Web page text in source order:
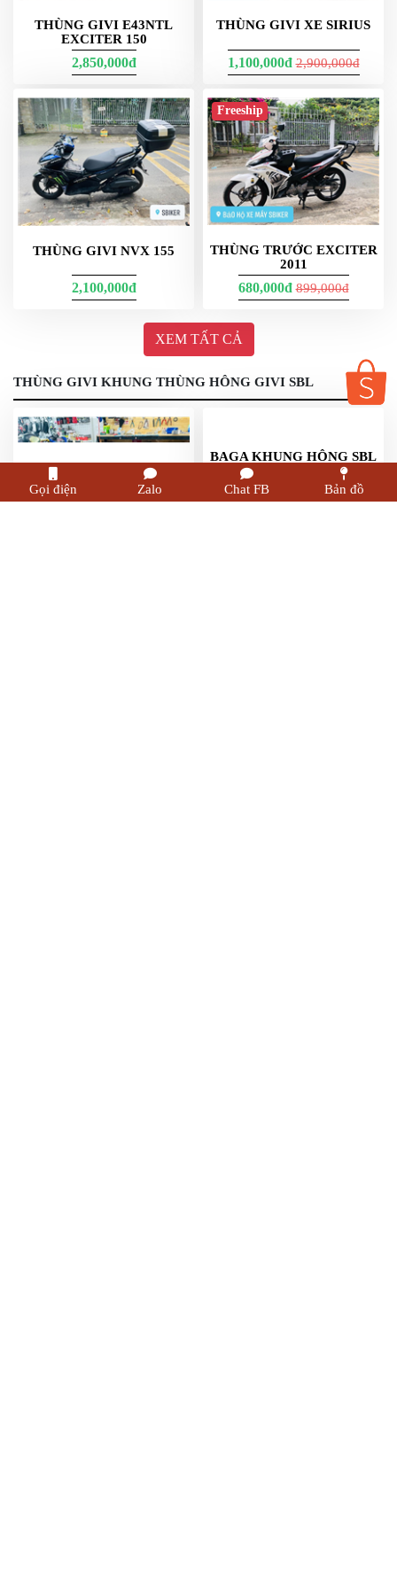
THÙNG GIVI E43NTL
EXCITER 150
2,850,000đ
THÙNG GIVI XE SIRIUS
1,100,000đ2,900,000đ
THÙNG GIVI NVX 155
2,100,000đ
Freeship
THÙNG TRƯỚC EXCITER
2011
680,000đ899,000đ
XEM TẤT CẢ
THÙNG GIVI KHUNG THÙNG HÔNG GIVI SBL
Gọi điện Zalo Chat FB Bản đồ